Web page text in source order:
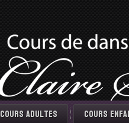
Cours adultes Cours